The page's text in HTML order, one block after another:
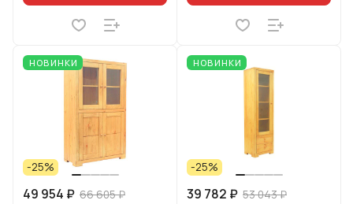
НОВИНКИ
-25%
49 954 ₽ 66 605 ₽
НОВИНКИ
-25%
39 782 ₽ 53 043 ₽